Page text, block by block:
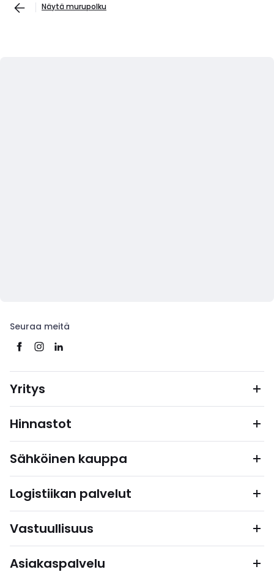
Näytä murupolku
Seuraa meitä
Yritys
Hinnastot
Sähköinen kauppa
Logistiikan palvelut
Vastuullisuus
Asiakaspalvelu